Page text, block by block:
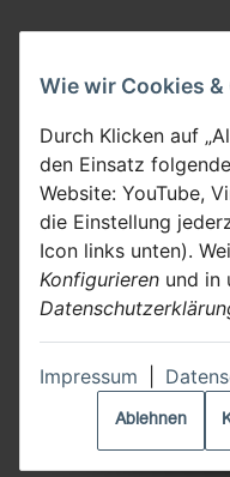
Wie wir Cookies &
Durch Klicken auf
den Einsatz
Website: YouTube,
die Einstellung
Icon links unten).
Konfigurieren und in
Impressum
Ablehnen